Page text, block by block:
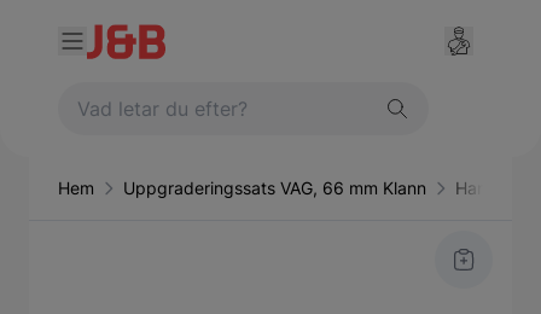
Hem Uppgraderingssats VAG, 66 mm Klann